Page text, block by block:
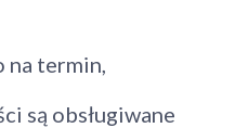
na termin,
są obsługiwane